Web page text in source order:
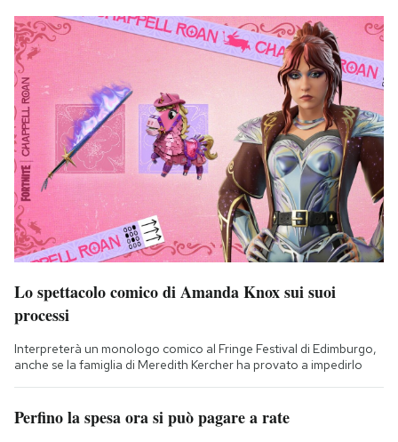
Lo spettacolo comico di Amanda Knox sui suoi
processi
Interpreterà un monologo comico al Fringe Festival di Edimburgo,
anche se la famiglia di Meredith Kercher ha provato a impedirlo
Perfino la spesa ora si può pagare a rate